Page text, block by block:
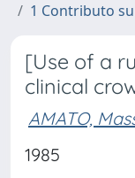
1 Contributo
[Use of a
clinical
AMATO,
1985